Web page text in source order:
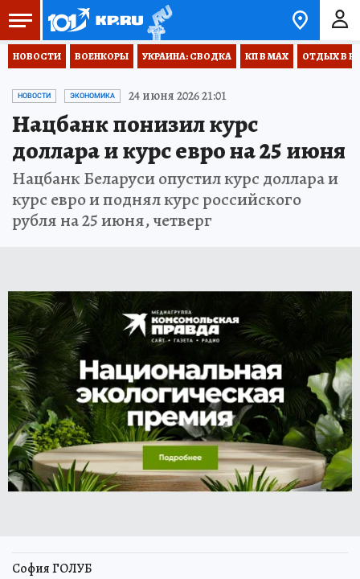
НОВОСТИ ВОЕНКОРЫ УКРАИНА: СВОДКА КП В МАХ ОТДЫХ В
НОВОСТИ ЭКОНОМИКА 24 июня 2026 21:01
Нацбанк понизил курс
доллара и курс евро на 25 июня
Нацбанк Беларуси опустил курс доллара и
курс евро и поднял курс российского
рубля на 25 июня, четверг
София ГОЛУБ